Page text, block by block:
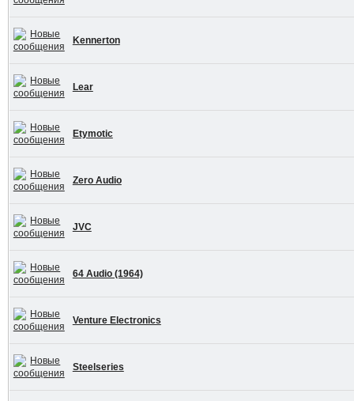
Kennerton
Lear
Etymotic
Zero Audio
JVC
64 Audio (1964)
Venture Electronics
Steelseries